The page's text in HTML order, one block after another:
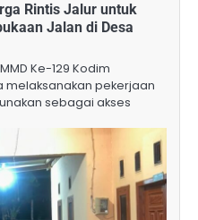
Rintis Jalur untuk
Jalan di Desa
Ke-129 Kodim
melaksanakan pekerjaan
sebagai akses